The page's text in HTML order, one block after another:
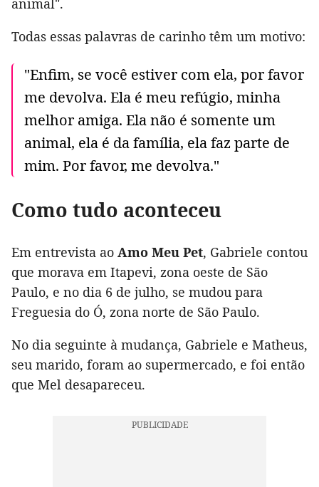
animal".
Todas essas palavras de carinho têm um motivo:
"Enfim, se você estiver com ela, por favor
me devolva. Ela é meu refúgio, minha
melhor amiga. Ela não é somente um
animal, ela é da família, ela faz parte de
mim. Por favor, me devolva."
Como tudo aconteceu
Em entrevista ao Amo Meu Pet, Gabriele contou
que morava em Itapevi, zona oeste de São
Paulo, e no dia 6 de julho, se mudou para
Freguesia do Ó, zona norte de São Paulo.
No dia seguinte à mudança, Gabriele e Matheus,
seu marido, foram ao supermercado, e foi então
que Mel desapareceu.